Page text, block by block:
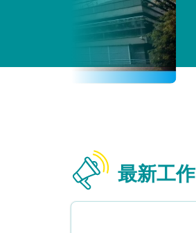
最新工作